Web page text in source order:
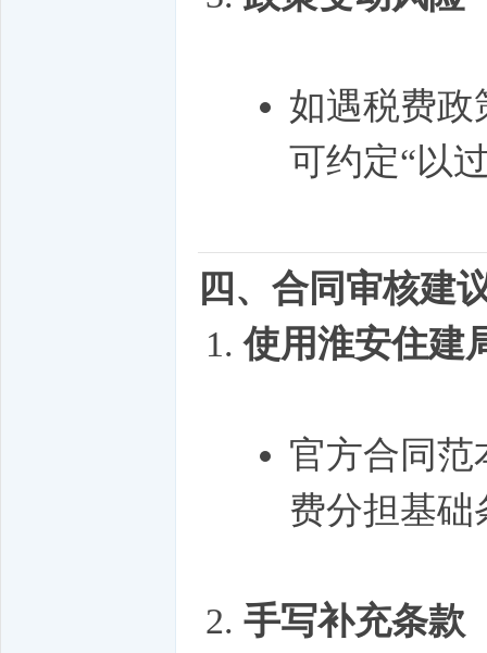
如遇税费政
可约定“以
四、合同审核建
使用淮安住建
官方合同范
费分担基础
手写补充条款